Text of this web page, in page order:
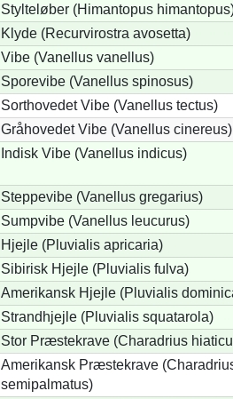
Stylteløber (Himantopus
Klyde (Recurvirostra avosetta)
Vibe (Vanellus vanellus)
Sporevibe (Vanellus spinosus)
Sorthovedet Vibe (Vanellus tectus)
Gråhovedet Vibe (Vanellus cinereus)
Indisk Vibe (Vanellus indicus)
Steppevibe (Vanellus gregarius)
Sumpvibe (Vanellus leucurus)
Hjejle (Pluvialis apricaria)
Sibirisk Hjejle (Pluvialis fulva)
Amerikansk Hjejle (Pluvialis
Strandhjejle (Pluvialis squatarola)
Stor Præstekrave (Charadrius
Amerikansk Præstekrave
semipalmatus)